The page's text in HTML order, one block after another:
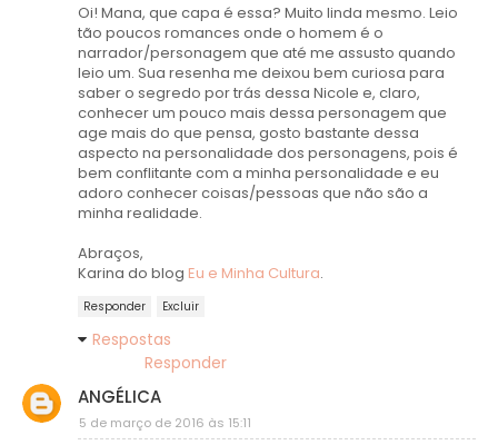
Oi! Mana, que capa é essa? Muito linda mesmo. Leio
tão poucos romances onde o homem é o
narrador/personagem que até me assusto quando
leio um. Sua resenha me deixou bem curiosa para
saber o segredo por trás dessa Nicole e, claro,
conhecer um pouco mais dessa personagem que
age mais do que pensa, gosto bastante dessa
aspecto na personalidade dos personagens, pois é
bem conflitante com a minha personalidade e eu
adoro conhecer coisas/pessoas que não são a
minha realidade.
Abraços,
Karina do blog Eu e Minha Cultura.
Responder Excluir
Respostas
Responder
ANGÉLICA
5 de março de 2016 às 15:11